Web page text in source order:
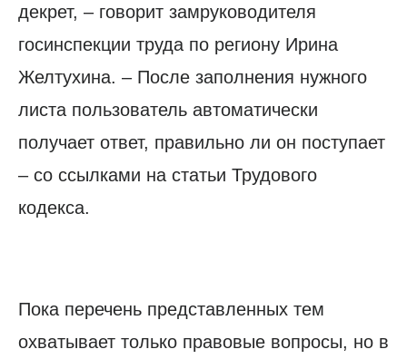
декрет, – говорит замруководителя
госинспекции труда по региону Ирина
Желтухина. – После заполнения нужного
листа пользователь автоматически
получает ответ, правильно ли он поступает
– со ссылками на статьи Трудового
кодекса.
Пока перечень представленных тем
охватывает только правовые вопросы, но в